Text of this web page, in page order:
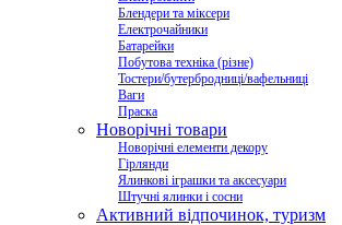
Блендери та міксери
Електрочайники
Батарейки
Побутова техніка (різне)
Тостери/бутербродниці/вафельниці
Ваги
Праска
Новорічні товари
Новорічні елементи декору
Гірлянди
Ялинкові іграшки та аксесуари
Штучні ялинки і сосни
Активний відпочинок, туризм